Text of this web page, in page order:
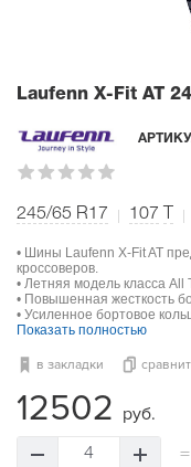
Laufenn X-Fit AT
245/65 R17 107
• Шины Laufenn X-Fit AT
кроссоверов.
• Летняя модель класса All
• Повышенная жесткость
• Усиленное бортовое
Показать полностью
в закладки
12502 руб.
4 =